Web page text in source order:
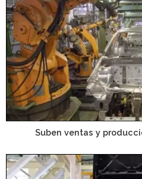
Suben ventas y